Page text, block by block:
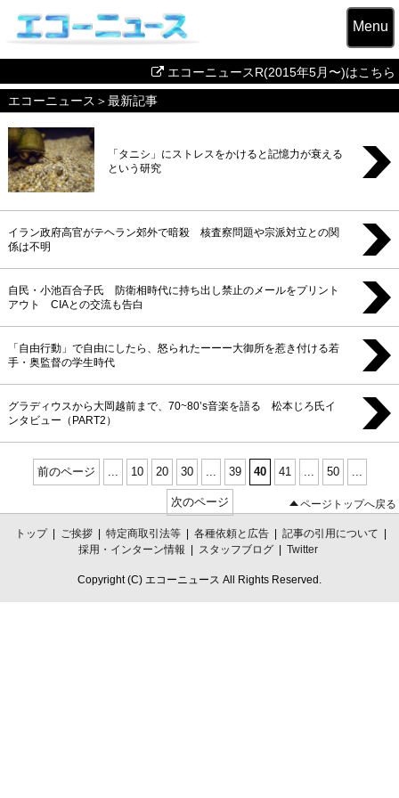
Menu
エコーニュースR(2015年5月〜)はこちら
エコーニュース ＞最新記事
「タニシ」にストレスをかけると記憶力が衰える
という研究
イラン政府高官がテヘラン郊外で暗殺 核査察問題や宗派対立との関
係は不明
自民・小池百合子氏 防衛相時代に持ち出し禁止のメールをプリント
アウト CIAとの交流も告白
「自由行動」で自由にしたら、怒られたーーー大御所を惹き付ける若
手・奥監督の学生時代
グラディウスから大岡越前まで、70~80’s音楽を語る 松本じろ氏イ
ンタビュー（PART2）
前のページ 10 20 30 39 40 41 50
次のページ ページトップへ戻る
トップ | ご挨拶 | 特定商取引法等 | 各種依頼と広告 | 記事の引用について |
採用・インターン情報 | スタッフブログ | Twitter
Copyright (C) エコーニュース All Rights Reserved.